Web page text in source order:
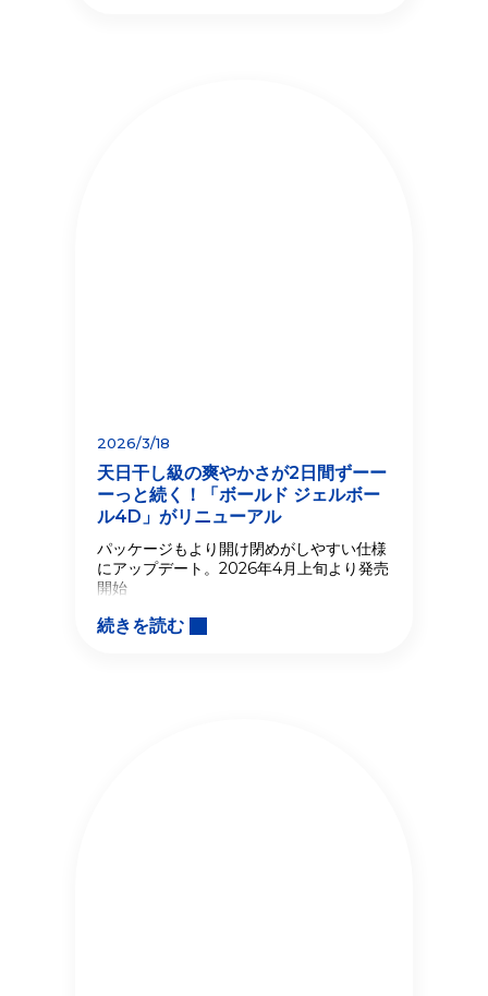
2026/3/18
天日干し級の爽やかさが2日間ずーー
ーっと続く！「ボールド ジェルボー
ル4D」がリニューアル
パッケージもより開け閉めがしやすい仕様
にアップデート。2026年4月上旬より発売
開始
続きを読む